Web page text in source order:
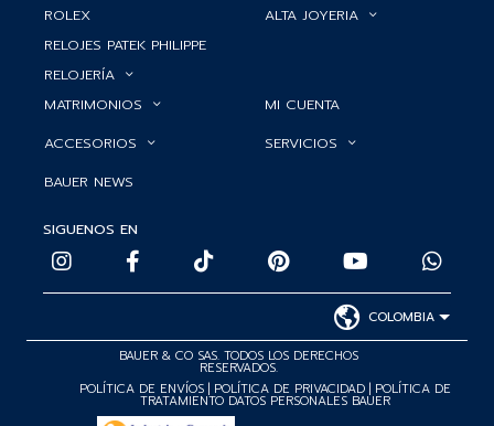
ROLEX
RELOJES PATEK PHILIPPE
RELOJERÍA
ALTA JOYERIA
MATRIMONIOS
ACCESORIOS
BAUER NEWS
MI CUENTA
SERVICIOS
SIGUENOS EN
COLOMBIA
BAUER & CO SAS. TODOS LOS DERECHOS
RESERVADOS.
POLÍTICA DE ENVÍOS | POLÍTICA DE PRIVACIDAD | POLÍTICA DE
TRATAMIENTO DATOS PERSONALES BAUER